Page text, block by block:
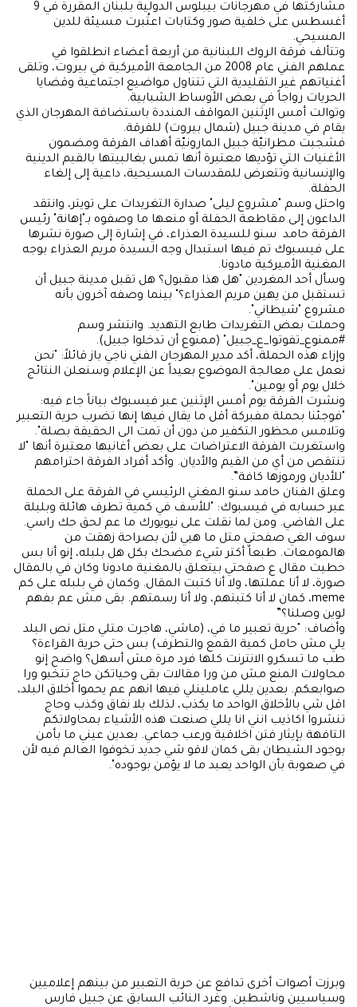
مشاركتها في مهرجانات بيبلوس الدولية بلبنان المقررة في 9
أغسطس على خلفية صور وكتابات اعتُبرت مسيئة للدين
المسيحي.
وتتألف فرقة الروك اللبنانية من أربعة أعضاء انطلقوا في
عملهم الفني عام 2008 من الجامعة الأميركية في بيروت، وتلقى
أغنياتهم غير التقليدية التي تتناول مواضيع اجتماعية وقضايا
الحريات رواجاً في بعض الأوساط الشبابية.
وتوالت أمس الإثنين المواقف المنددة باستضافة المهرجان الذي
يقام في مدينة جبيل (شمال بيروت) للفرقة.
فشجبت مطرانيّة جبيل المارونيّة أهداف الفرقة ومضمون
الأغنيات التي تؤديها معتبرة أنها تمس بغالبيتها بالقيم الدينية
والإنسانية وتتعرض للمقدسات المسيحية، داعية إلى إلغاء
الحفلة.
واحتل وسم "مشروع ليلى" صدارة التغريدات على تويتر، وانتقد
الداعون إلى مقاطعة الحفلة أو منعها ما وصفوه بـ"إهانة" رئيس
الفرقة حامد سنو للسيدة العذراء، في إشارة إلى صورة نشرها
على فيسبوك تم فيها استبدال وجه السيدة مريم العذراء بوجه
المغنية الأميركية مادونا.
وسأل أحد المغردين "هل هذا مقبول؟ هل تقبل مدينة جبيل أن
تستقبل من يهين مريم العذراء؟" بينما وصفه آخرون بأنه
مشروع "شيطاني".
وحملت بعض التغريدات طابع التهديد. وانتشر وسم
#ممنوع_تفوتوا_ع_جبيل" (ممنوع أن تدخلوا جبيل).
وإزاء هذه الحملة، أكد مدير المهرجان الفني ناجي باز قائلاً: "نحن
نعمل على معالجة الموضوع بعيداً عن الإعلام وسنعلن النتائج
خلال يوم أو يومين".
ونشرت الفرقة يوم أمس الإثنين عبر فيسبوك بياناً جاء فيه:
"فوجئنا بحملة مفبركة أقل ما يقال فيها إنها تضرب حرية التعبير
وتلامس محظور التكفير من دون أن تمت الى الحقيقة بصلة".
واستغربت الفرقة الاعتراضات على بعض أغانيها معتبرة أنها "لا
تنتقص من أي من القيم والأديان. وأكد أفراد الفرقة احترامهم
"للأديان ورموزها كافة”.
وعلق الفنان حامد سنو المغني الرئيسي في الفرقة على الحملة
عبر حسابه في فيسبوك: "للأسف في كمية تطرف هائلة وبلبلة
على الفاضي. ومن لما نقلت على نيويورك ما عم لحق حك راسي.
سوف الغي صفحتي متل ما هيي لأن بصراحة زهقت من
هالمومعات. طبعاً أكتر شيء مضحك بكل هل بلبله، إنو أنا بس
حطيت مقال ع صفحتي بيتعلق بالمغنية مادونا وكان في بالمقال
صورة، لا أنا عملتها، ولا أنا كتبت المقال. وكمان في بلبله على كم
meme، كمان لا أنا كتبتهم، ولا أنا رسمتهم. بقى مش عم بفهم
لوين وصلنا؟”
وأضاف: "حرية تعبير ما في، (ماشي، هاجرت متلي متل نص البلد
يلي مش حامل كمية القمع والتطرف) بس حتى حرية القراءة؟
طب ما تسكرو الانترنت كلها فرد مرة مش أسهل؟ واضح إنو
محاولات المنع مش من ورا مقالات بقى وحياتكن حاج تتخبو ورا
صوابعكم. بعدين يللي عاملينلي فيها انهم عم يحموا أخلاق البلد،
اقل شي بالأخلاق الواحد ما يكذب، لذلك بلا نفاق وكذب وحاج
تنشروا اكاذيب انني انا يللي صنعت هذه الأشياء بمحاولاتكم
التافهة بإيثار فتن اخلاقية ورعب جماعي. بعدين عيني ما بأمن
بوجود الشيطان بقى كمان لاقو شي جديد تخوفوا العالم فيه لأن
في صعوبة بأن الواحد يعبد ما لا يؤمن بوجوده".
وبرزت أصوات أخرى تدافع عن حرية التعبير من بينهم إعلاميين
وسياسيين وناشطين. وغرد النائب السابق عن جبيل فارس